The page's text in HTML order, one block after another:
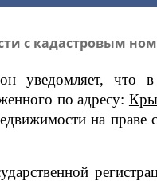
с кадастровым
уведомляет, что
по адресу:
недвижимости